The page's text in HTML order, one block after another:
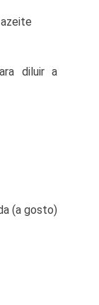
diluir a
(a gosto)